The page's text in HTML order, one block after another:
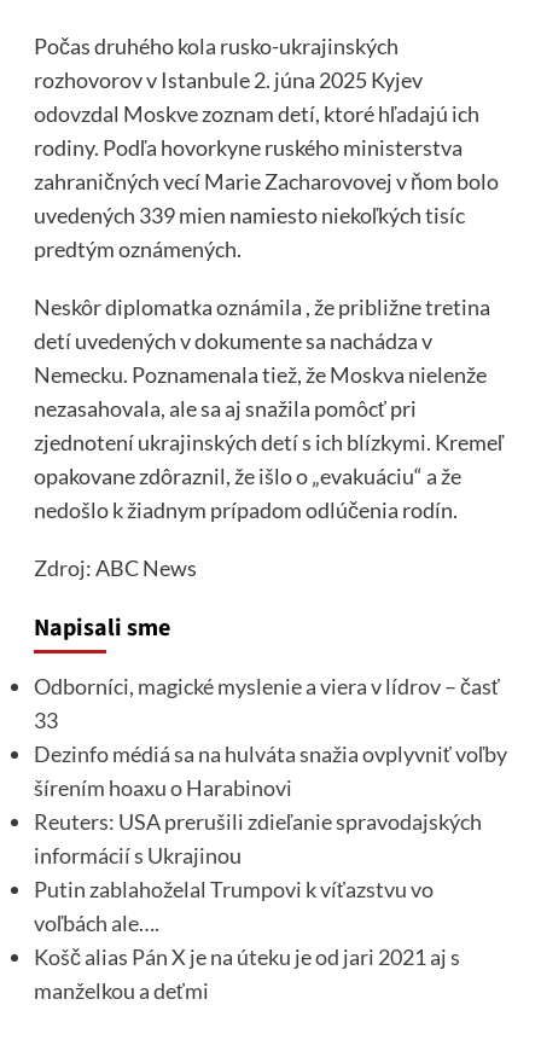
Počas druhého kola rusko-ukrajinských
rozhovorov v Istanbule 2. júna 2025 Kyjev
odovzdal Moskve zoznam detí, ktoré hľadajú ich
rodiny. Podľa hovorkyne ruského ministerstva
zahraničných vecí Marie Zacharovovej v ňom bolo
uvedených 339 mien namiesto niekoľkých tisíc
predtým oznámených.
Neskôr diplomatka oznámila , že približne tretina
detí uvedených v dokumente sa nachádza v
Nemecku. Poznamenala tiež, že Moskva nielenže
nezasahovala, ale sa aj snažila pomôcť pri
zjednotení ukrajinských detí s ich blízkymi. Kremeľ
opakovane zdôraznil, že išlo o „evakuáciu“ a že
nedošlo k žiadnym prípadom odlúčenia rodín.
Zdroj: ABC News
Napisali sme
Odborníci, magické myslenie a viera v lídrov – časť
33
Dezinfo médiá sa na hulváta snažia ovplyvniť voľby
šírením hoaxu o Harabinovi
Reuters: USA prerušili zdieľanie spravodajských
informácií s Ukrajinou
Putin zablahoželal Trumpovi k víťazstvu vo
voľbách ale….
Košč alias Pán X je na úteku je od jari 2021 aj s
manželkou a deťmi